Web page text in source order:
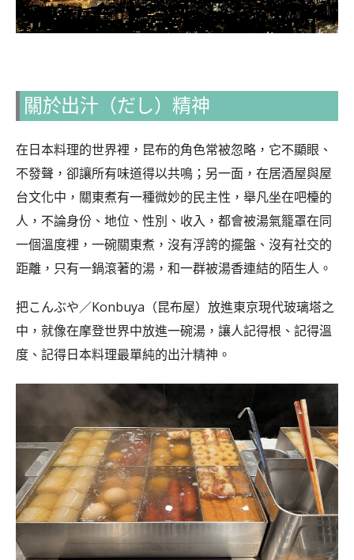
關於出汁（だし）精神
在日本料理的世界裡，昆布的角色常被忽略，它不顯眼、
不發聲，卻讓所有味道得以共鳴；另一面，在居酒屋與屋
台文化中，關東煮有一種微妙的民主性，舉凡坐在吧檯的
人，不論身份、地位、性別、收入，都會被湯氣籠罩在同
一個溫度裡，一碗關東煮，沒有浮誇的擺盤、沒有社交的
距離，只有一鍋滾著的湯，和一群被湯香連結的陌生人。
把こんぶや／Konbuya（昆布屋）放進東京現代玻璃塔之
中，就像在摩登世界中放進一碗湯，讓人記得根、記得溫
度、記得日本料理最單純的出汁精神。